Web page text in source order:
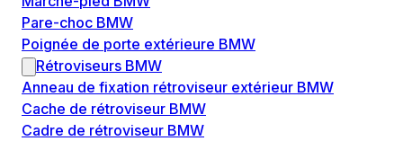
Pare-choc BMW
Poignée de porte extérieure BMW
Rétroviseurs BMW
Anneau de fixation rétroviseur extérieur BMW
Cache de rétroviseur BMW
Cadre de rétroviseur BMW